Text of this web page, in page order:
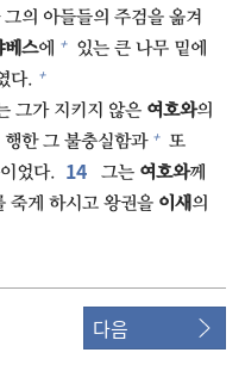
의 아들들의 주검을 옮겨
베스에 + 있는 큰 나무 밑에
다. +
그가 지키지 않은 여호와의
한 그 불충실함과 + 또
었다. 14⁠ 그는 여호와께
죽게 하시고 왕권을 이새의
다음